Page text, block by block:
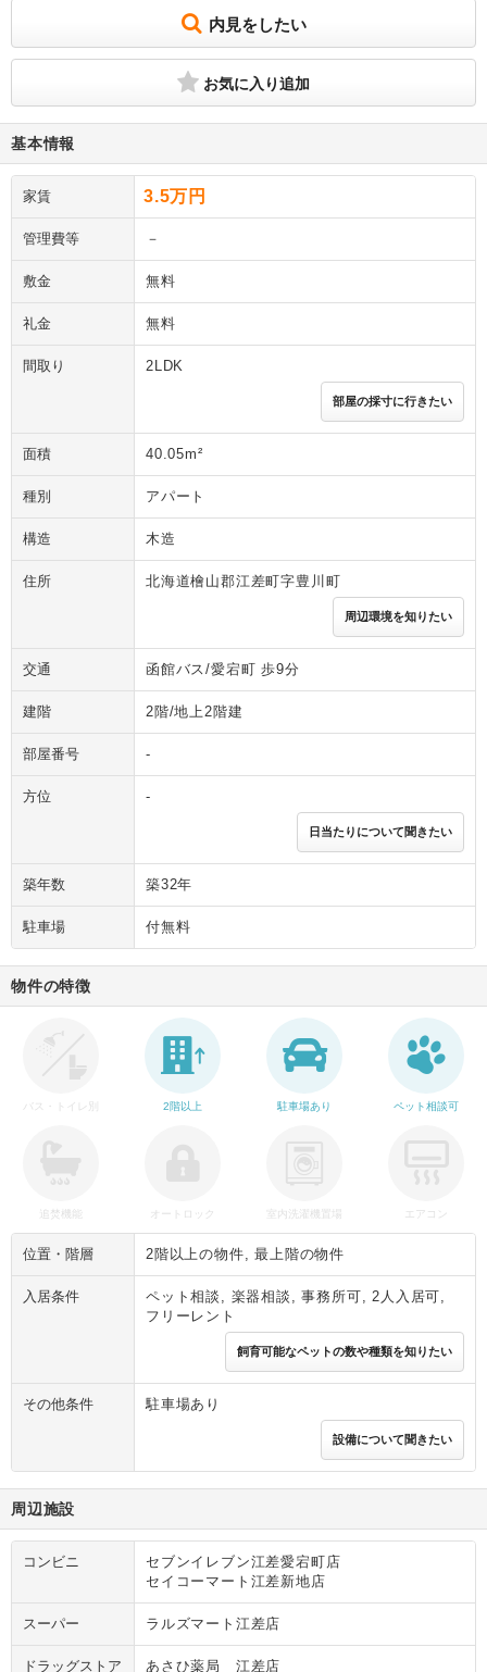
内見をしたい
お気に入り追加
基本情報
家賃 3.5万円
管理費等 －
敷金 無料
礼金 無料
間取り 2LDK
部屋の採寸に行きたい
面積 40.05m²
種別 アパート
構造 木造
住所 北海道檜山郡江差町字豊川町
周辺環境を知りたい
交通 函館バス/愛宕町 歩9分
建階 2階/地上2階建
部屋番号 -
方位 -
日当たりについて聞きたい
築年数 築32年
駐車場 付無料
物件の特徴
バス・トイレ別 2階以上 駐車場あり ペット相談可
追焚機能 オートロック 室内洗濯機置場 エアコン
位置・階層 2階以上の物件, 最上階の物件
入居条件
ペット相談, 楽器相談, 事務所可, 2人入居可,
フリーレント
飼育可能なペットの数や種類を知りたい
その他条件 駐車場あり
設備について聞きたい
周辺施設
コンビニ
セブンイレブン江差愛宕町店
セイコーマート江差新地店
スーパー ラルズマート江差店
ドラッグストア あさひ薬局 江差店